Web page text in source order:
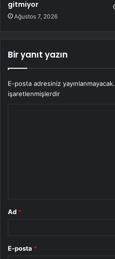
gitmiyor
Ağustos 7, 2026
Bir yanıt yazın
E-posta adresiniz yayınlanmayacak.
işaretlenmişlerdir
Ad *
E-posta *